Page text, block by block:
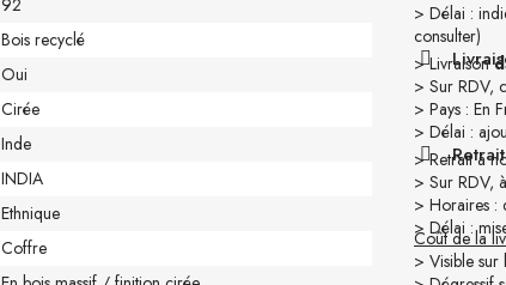
92
Bois recyclé
Oui
Cirée
Inde
INDIA
Ethnique
Coffre
> Délai :
consulter)
> Livraison
> Sur RDV,
> Pays : En
> Délai :
> Retrait à
> Sur RDV,
> Horaires :
> Délai :
Coût de la
> Visible